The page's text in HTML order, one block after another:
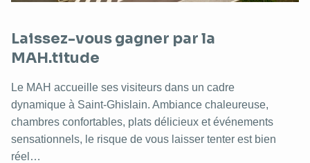
Laissez-vous gagner par la
MAH.titude
Le MAH accueille ses visiteurs dans un cadre
dynamique à Saint-Ghislain. Ambiance chaleureuse,
chambres confortables, plats délicieux et événements
sensationnels, le risque de vous laisser tenter est bien
réel…